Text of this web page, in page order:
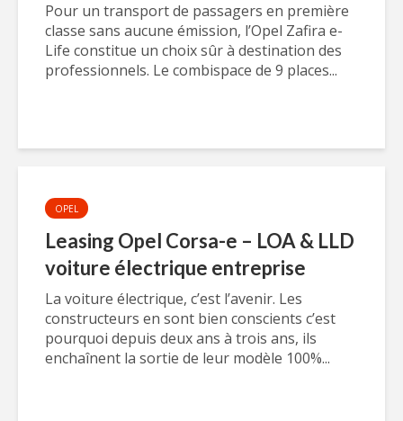
Pour un transport de passagers en première
classe sans aucune émission, l’Opel Zafira e-
Life constitue un choix sûr à destination des
professionnels. Le combispace de 9 places...
OPEL
Leasing Opel Corsa-e – LOA & LLD
voiture électrique entreprise
La voiture électrique, c’est l’avenir. Les
constructeurs en sont bien conscients c’est
pourquoi depuis deux ans à trois ans, ils
enchaînent la sortie de leur modèle 100%...